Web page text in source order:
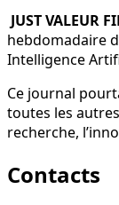
JUST VALEUR
hebdomadaire
Intelligence
Ce journal
toutes les
recherche,
Contacts